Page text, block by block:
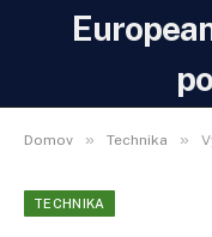
Domov » Technika »
TECHNIKA